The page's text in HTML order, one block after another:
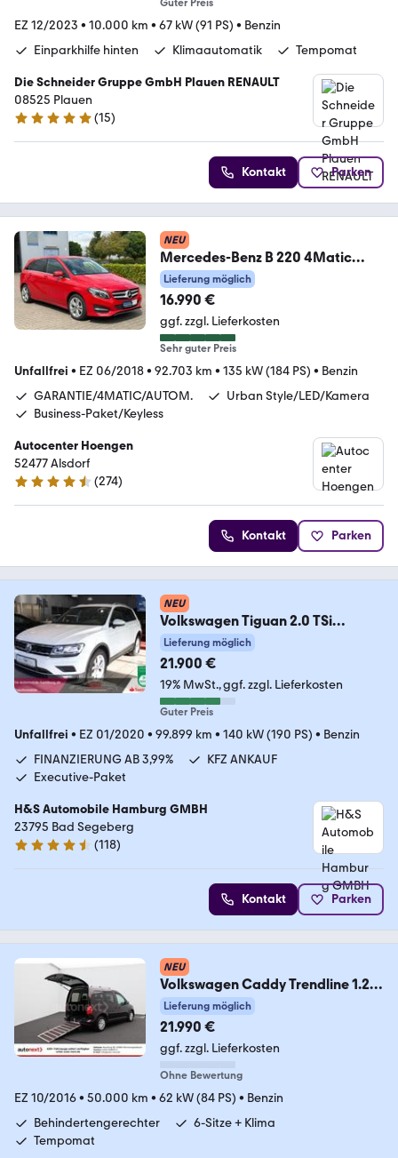
Guter Preis
EZ 12/2023 • 10.000 km • 67 kW (91 PS) • Benzin
Einparkhilfe hinten
Klimaautomatik Tempomat
Die Schneider Gruppe GmbH Plauen RENAULT
08525 Plauen
4.8 Sterne
(15)
Kontakt Parken
NEU
Mercedes-Benz B 220 4Matic
Urban Style Edition Garantie
*AHK.
Lieferung möglich
16.990 €
ggf. zzgl. Lieferkosten
Sehr guter Preis
Unfallfrei • EZ 06/2018• 92.703 km • 135 kW (184 PS) • Benzin
GARANTIE/4MATIC/AUTOM.
Urban Style/LED/Kamera
Business-Paket/Keyless
Autocenter Hoengen
52477 Alsdorf
4.5 Sterne
(274)
Kontakt Parken
NEU
Volkswagen Tiguan 2.0 TSi
4Motion Standheizung*
Lieferung möglich
21.900 €
19% MwSt. ggf. zzgl. Lieferkosten
Guter Preis
Unfallfrei • EZ 01/2020 • 99.899 km • 140 kW (190 PS) • Benzin
FINANZIERUNG AB 3,99%
KFZ ANKAUF
Executive-Paket
H&S Automobile Hamburg GMBH
23795 Bad Segeberg
4.6 Sterne
(118)
Kontakt Parken
NEU
Volkswagen Caddy Trendline 1.2
TSI *Rollstuhl-Rampe* 3315
Lieferung möglich
21.990 €
ggf. zzgl. Lieferkosten
Ohne Bewertung
EZ 10/2016• 50.000 km • 62 kW (84 PS) • Benzin
Behindertengerechter
6-Sitze + Klima
Tempomat